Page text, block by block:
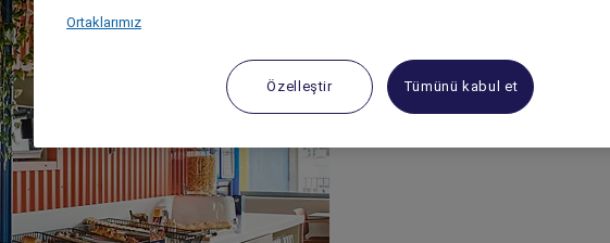
Ortaklarımız
Özelleştir Tümünü kabul et